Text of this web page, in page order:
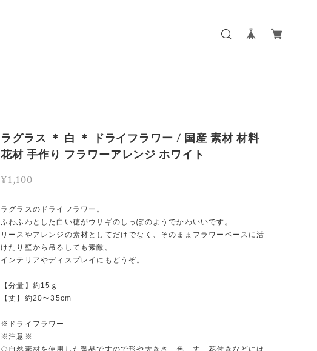
ラグラス ＊ 白 ＊ ドライフラワー / 国産 素材 材料
花材 手作り フラワーアレンジ ホワイト
¥1,100
ラグラスのドライフラワー。
ふわふわとした白い穂がウサギのしっぽのようでかわいいです。
リースやアレンジの素材としてだけでなく、そのままフラワーベースに活
けたり壁から吊るしても素敵。
インテリアやディスプレイにもどうぞ。
【分量】約15ｇ
【丈】約20〜35cm
※ドライフラワー
※注意※